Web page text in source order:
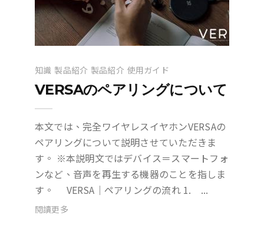
知識 製品紹介 製品紹介 使用ガイド
VERSAのペアリングについて
本文では、完全ワイヤレスイヤホンVERSAの
ペアリングについて説明させていただきま
す。 ※本説明文ではデバイス＝スマートフォ
ンなど、音声を再生する機器のことを指しま
す。 VERSA｜ペアリングの流れ 1. ...
閱讀更多